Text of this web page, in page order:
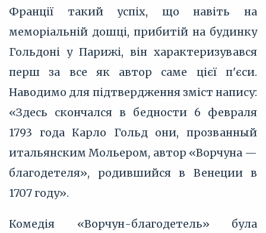
Франції такий успіх, що навіть на
меморіальній дошці, прибитій на будинку
Гольдоні у Парижі, він характеризувався
перш за все як автор саме цієї п'єси.
Наводимо для підтвердження зміст напису:
«Здесь скончался в бедности 6 февраля
1793 года Карло Гольд они, прозванный
итальянским Мольером, автор «Ворчуна —
благодетеля», родившийся в Венеции в
1707 году».
Комедія «Ворчун-благодетель» була